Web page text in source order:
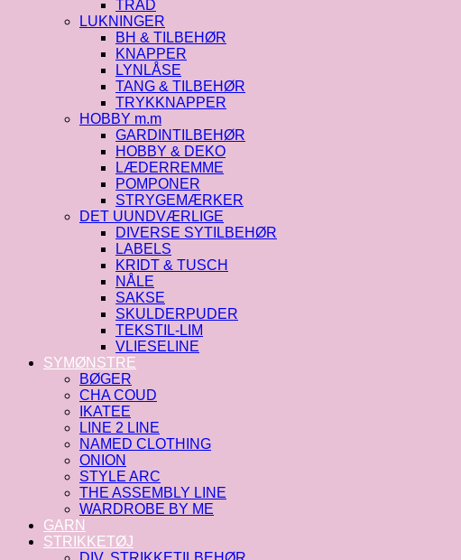
TRÅD
LUKNINGER
BH & TILBEHØR
KNAPPER
LYNLÅSE
TANG & TILBEHØR
TRYKKNAPPER
HOBBY m.m
GARDINTILBEHØR
HOBBY & DEKO
LÆDERREMME
POMPONER
STRYGEMÆRKER
DET UUNDVÆRLIGE
DIVERSE SYTILBEHØR
LABELS
KRIDT & TUSCH
NÅLE
SAKSE
SKULDERPUDER
TEKSTIL-LIM
VLIESELINE
SYMØNSTRE
BØGER
CHA COUD
IKATEE
LINE 2 LINE
NAMED CLOTHING
ONION
STYLE ARC
THE ASSEMBLY LINE
WARDROBE BY ME
GARN
STRIKKETØJ